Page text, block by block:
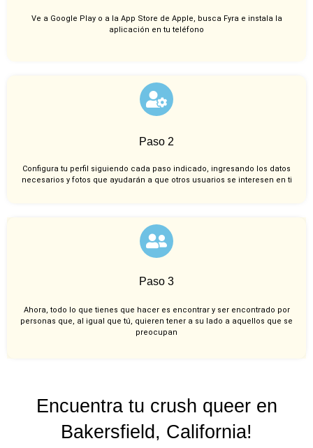
Ve a Google Play o a la App Store de Apple, busca Fyra e instala la
aplicación en tu teléfono
Paso 2
Configura tu perfil siguiendo cada paso indicado, ingresando los datos
necesarios y fotos que ayudarán a que otros usuarios se interesen en ti
Paso 3
Ahora, todo lo que tienes que hacer es encontrar y ser encontrado por
personas que, al igual que tú, quieren tener a su lado a aquellos que se
preocupan
Encuentra tu crush queer en
Bakersfield, California!